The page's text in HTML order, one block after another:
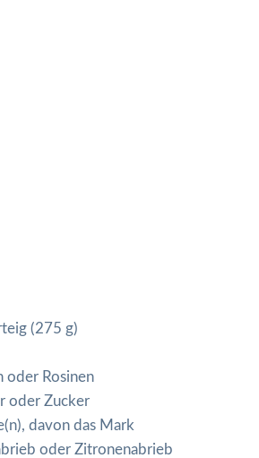
(275 g)
oder Rosinen
oder Zucker
davon das Mark
oder Zitronenabrieb